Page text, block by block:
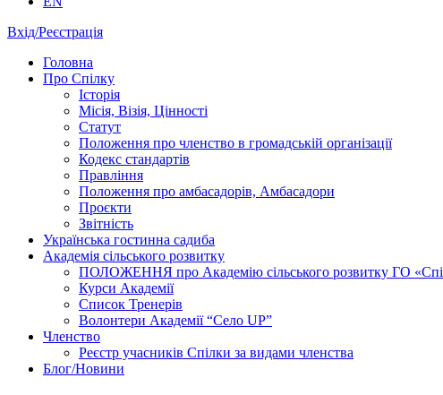
Вхід/Реєстрація
Головна
Про Спілку
Історія
Місія, Візія, Цінності
Статут
Положення про членство в громадській організації
Кодекс стандартів
Правління
Положення про амбасадорів, Амбасадори
Проєкти
Звітність
Українська гостинна садиба
Академія сільського розвитку
ПОЛОЖЕННЯ про Академію cільського розвитку ГО
Курси Академії
Список Тренерів
Волонтери Академії “Село UP”
Членство
Реєстр учасників Спілки за видами членства
Блог/Новини